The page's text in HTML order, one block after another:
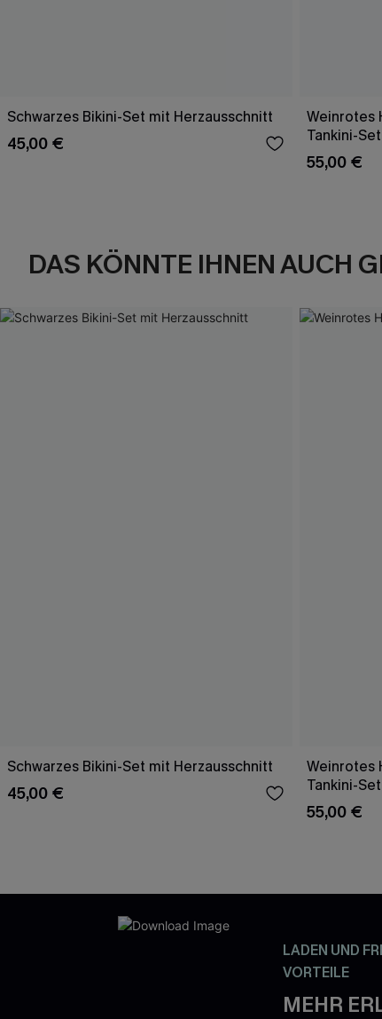
Schwarzes Bikini-Set mit Herzausschnitt
45,00 €
Weinrotes
Tankini-Set
55,00 €
DAS KÖNNTE IHNEN AUCH
Schwarzes Bikini-Set mit Herzausschnitt
45,00 €
Weinrotes
Tankini-Set
55,00 €
LADEN UND
VORTEILE
MEHR